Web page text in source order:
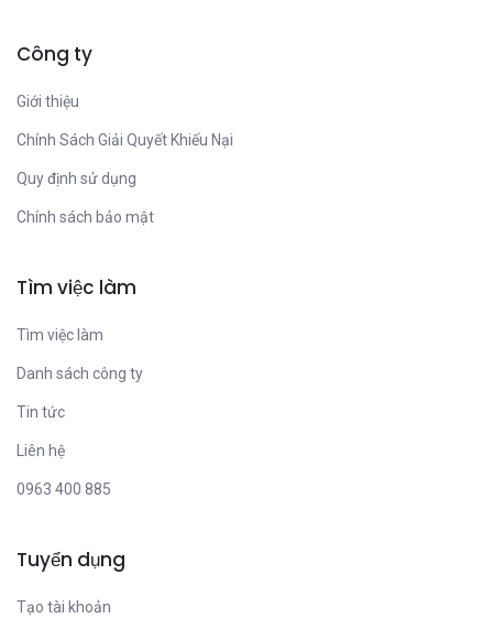
Công ty
Giới thiệu
Chính Sách Giải Quyết Khiếu Nại
Quy định sử dụng
Chính sách bảo mật
Tìm việc làm
Tìm việc làm
Danh sách công ty
Tin tức
Liên hệ
0963 400 885
Tuyển dụng
Tạo tài khoản